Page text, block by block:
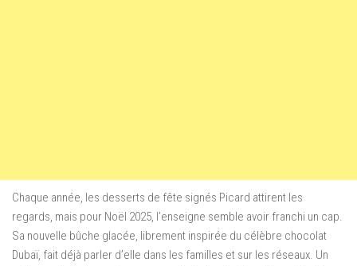
Chaque année, les desserts de fête signés Picard attirent les
regards, mais pour Noël 2025, l’enseigne semble avoir franchi un cap.
Sa nouvelle bûche glacée, librement inspirée du célèbre chocolat
Dubaï, fait déjà parler d’elle dans les familles et sur les réseaux. Un